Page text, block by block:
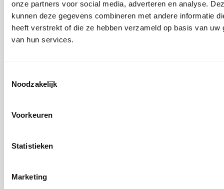
onze partners voor social media, adverteren en analyse.
kunnen deze gegevens combineren met andere informatie
heeft verstrekt of die ze hebben verzameld op basis van uw
van hun services.
Noodzakelijk
Voorkeuren
Statistieken
Marketing
Chiro Verrebroek helpt rugstreeppadden
Op zondag 17 mei hielp Chiro Judocus uit Verrebroek de
gevangen en naar een nieuwe thuis verhuisd, zodat ze niet in
de toekomstige werfzone van Westelijke Ontsluiting